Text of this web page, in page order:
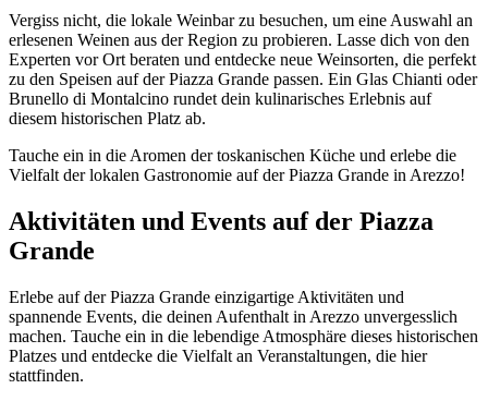
Vergiss nicht, die lokale Weinbar zu besuchen, um eine Auswahl an
erlesenen Weinen aus der Region zu probieren. Lasse dich von den
Experten vor Ort beraten und entdecke neue Weinsorten, die perfekt
zu den Speisen auf der Piazza Grande passen. Ein Glas Chianti oder
Brunello di Montalcino rundet dein kulinarisches Erlebnis auf
diesem historischen Platz ab.
Tauche ein in die Aromen der toskanischen Küche und erlebe die
Vielfalt der lokalen Gastronomie auf der Piazza Grande in Arezzo!
Aktivitäten und Events auf der Piazza
Grande
Erlebe auf der Piazza Grande einzigartige Aktivitäten und
spannende Events, die deinen Aufenthalt in Arezzo unvergesslich
machen. Tauche ein in die lebendige Atmosphäre dieses historischen
Platzes und entdecke die Vielfalt an Veranstaltungen, die hier
stattfinden.